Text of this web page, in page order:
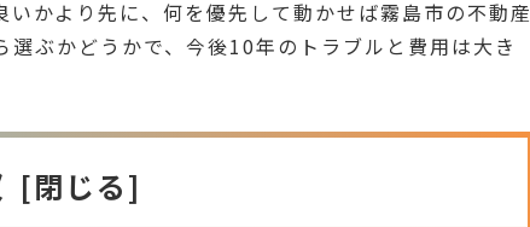
かより先に、何を優先して動かせば霧島市の不動産
ぶかどうかで、今後10年のトラブルと費用は大き